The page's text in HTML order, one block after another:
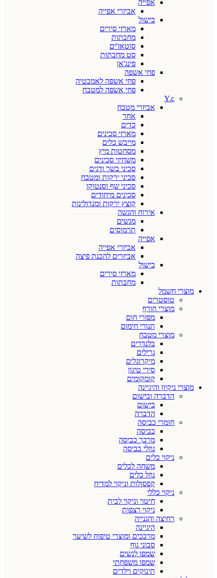
אפייה
אביזרי אפייה
בישול
מארזי סירים
מחבתות
סוטאז'ים
סט מחבתות
פינג'אן
פחי אשפה
פחי אשפה לאמבטיה
פחי אשפה למטבח
Y.c
אביזרי מטבח
אחר
כדים
מארזי סכינים
מייבש כלים
מסחטות מיץ
משחיזי סכינים
סכיני בשר ודגים
סכיני ירקות ומטבח
סכיני שף וסנטוקו
סכינים מיחודים
קוצץ ירקות ומנדולינות
אירוח והגשה
מגשים
תרמוסים
אפייה
אביזרי אפייה
אביזרים להכנת פיצה
בישול
מארזי סירים
מחבתות
מוצרי חשמל
טוסטרים
מוצרי חורף
מפזרי חום
תנורי חימום
מוצרי מטבח
בלנדרים
גרילים
מיקרוגלים
סירי טיגון
קומקומים
מוצרי ניקיון והיגיינה
הדברה ובישום
בישום
הדברה
חומרי כביסה
כביסה
מרכך כביסה
נוזלי כביסה
ניקוי כלים
משחה לכלים
נוזל כלים
קפסולות וניקוי למדיח
ניקוי כללי
חיטוי וניקוי לבית
ניקוי רצפות
רחיצה והגנייה
היגיינה
מרככים ומוצרי טיפוח לשיער
סבוני גוף
שמפו לנשים
שמפו משפחתי
תינוקים וילדים